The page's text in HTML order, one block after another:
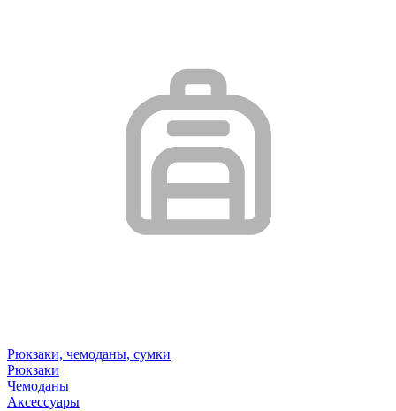
Рюкзаки, чемоданы, сумки
Рюкзаки
Чемоданы
Аксессуары